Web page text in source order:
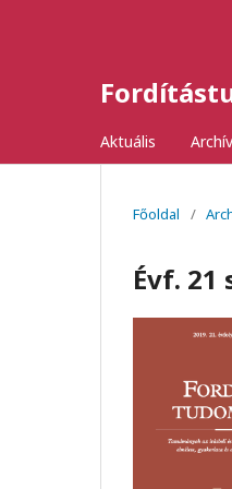
Aktuális
Főoldal /
Évf. 21